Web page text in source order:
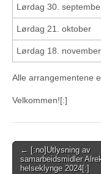
Lørdag 30.
Lørdag 21. oktober
Lørdag 18. november
Alle arrangementene
Velkommen![:]
Post
navigation
← [:no]Utlysning av
samarbeidsmidler
helseklynge 2024[:]